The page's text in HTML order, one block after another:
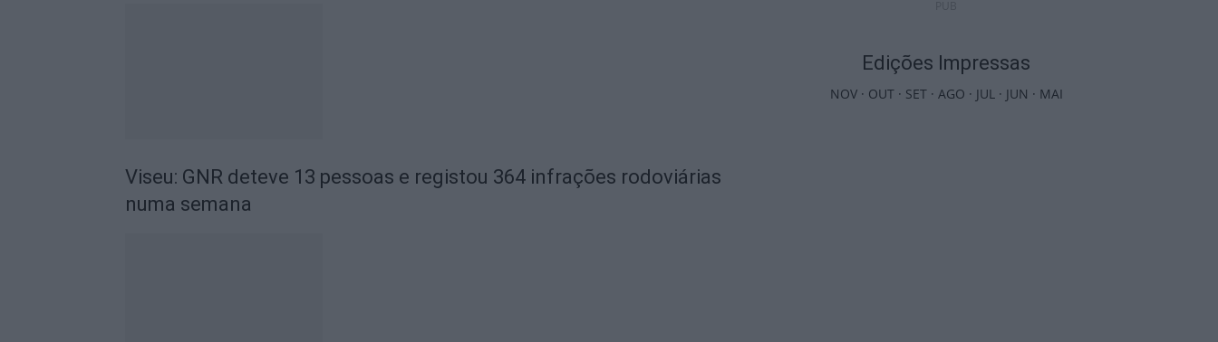
Viseu: GNR deteve 13 pessoas e registou 364 infrações rodoviárias
numa semana
Edições Impressas
NOV· OUT· SET· AGO · JUL· JUN · MAI